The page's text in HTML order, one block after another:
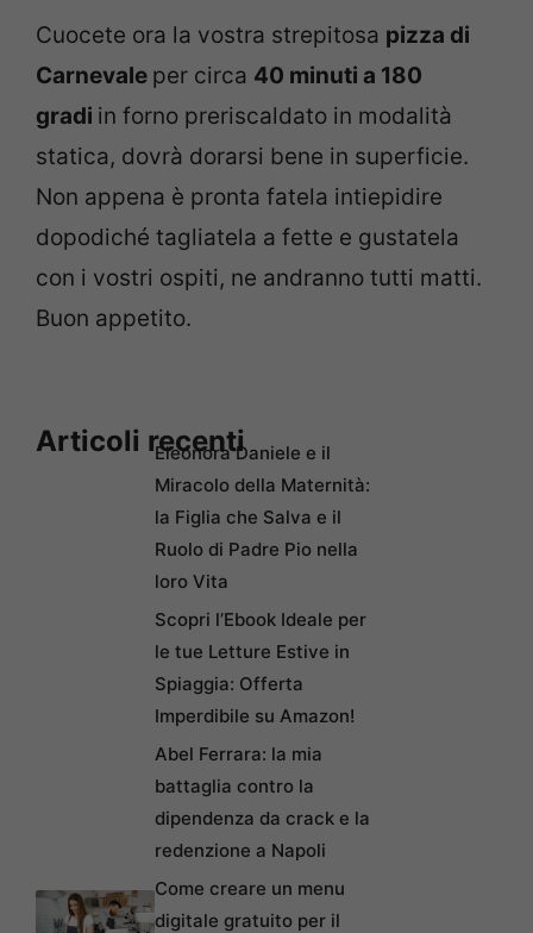
Cuocete ora la vostra strepitosa pizza di
Carnevale per circa 40 minuti a 180
gradi in forno preriscaldato in modalità
statica, dovrà dorarsi bene in superficie.
Non appena è pronta fatela intiepidire
dopodiché tagliatela a fette e gustatela
con i vostri ospiti, ne andranno tutti matti.
Buon appetito.
Articoli recentiEleonora Daniele e il
Miracolo della Maternità:
la Figlia che Salva e il
Ruolo di Padre Pio nella
loro Vita
Scopri l’Ebook Ideale per
le tue Letture Estive in
Spiaggia: Offerta
Imperdibile su Amazon!
Abel Ferrara: la mia
battaglia contro la
dipendenza da crack e la
redenzione a Napoli
Come creare un menu
digitale gratuito per il